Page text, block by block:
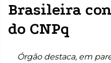
Brasileira
do CNPq
Órgão destaca, em